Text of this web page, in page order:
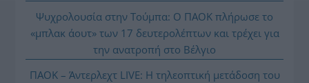
Ψυχρολουσία στην Τούμπα: Ο ΠΑΟΚ πλήρωσε το
«μπλακ άουτ» των 17 δευτερολέπτων και τρέχει για
την ανατροπή στο Βέλγιο
ΠΑΟΚ – Άντερλεχτ LIVE: Η τηλεοπτική μετάδοση του